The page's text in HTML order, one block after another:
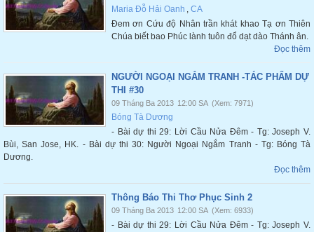
Maria Đỗ Hải Oanh , CA
Đem ơn Cứu độ Nhân trần khát khao Tạ ơn Thiên
Chúa biết bao Phúc lành tuôn đổ dạt dào Thánh ân.
Đọc thêm
NGƯỜI NGOẠI NGẮM TRANH -TÁC PHẨM DỰ
THI #30
09 Tháng Ba 2013 12:00 SA (Xem: 7971)
Bóng Tà Dương
- Bài dự thi 29: Lời Cầu Nửa Đêm - Tg: Joseph V.
Bùi, San Jose, HK. - Bài dự thi 30: Người Ngoại Ngắm Tranh - Tg: Bóng Tà
Dương.
Đọc thêm
Thông Báo Thi Thơ Phục Sinh 2
09 Tháng Ba 2013 12:00 SA (Xem: 6933)
- Bài dự thi 29: Lời Cầu Nửa Đêm - Tg: Joseph V.